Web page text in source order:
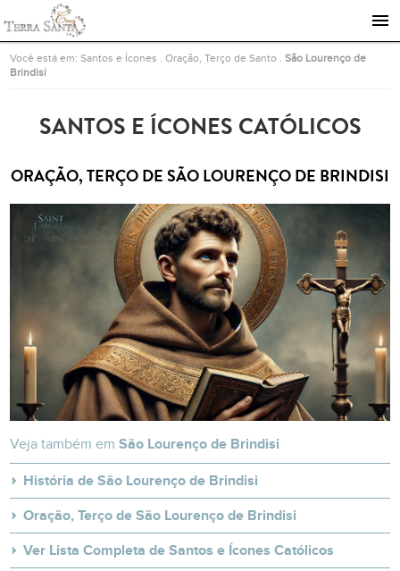
Ir para a página inicial
Você está em:Santos e Ícones .Oração, Terço de Santo .São Lourenço de
Brindisi
SANTOS E ÍCONES CATÓLICOS
ORAÇÃO, TERÇO DE SÃO LOURENÇO DE BRINDISI
Veja também emSão Lourenço de Brindisi
História de São Lourenço de Brindisi
Oração, Terço de São Lourenço de Brindisi
Ver Lista Completa de Santos e Ícones Católicos